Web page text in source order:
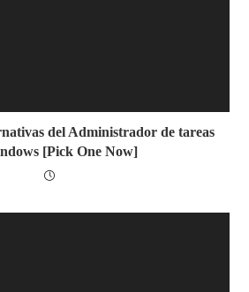
del Administrador de tareas
[Pick One Now]